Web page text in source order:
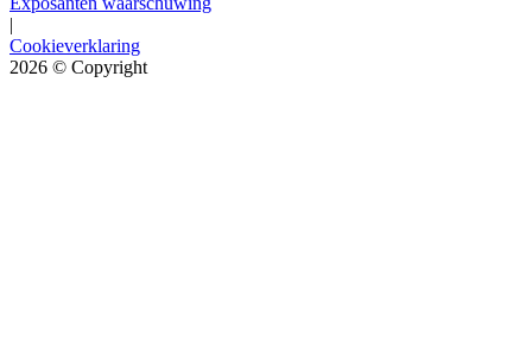
|
Cookieverklaring
2026 © Copyright